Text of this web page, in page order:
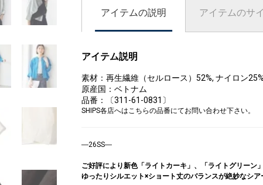
アイテムの説明 アイテムのサ
アイテム説明
素材：再生繊維（セルロース）52%, ナイロン
原産国：ベトナム
品番：〔311-61-0831〕
SHIPS各店へはこちらの品番にてお問い合わせ下さい。
―26SS―
ご好評により新色「ライトカーキ」、「ライトグリーン
ゆったりシルエット×ショート丈のバランスが絶妙なシア